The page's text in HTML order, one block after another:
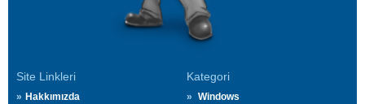
Site Linkleri
Hakkımızda
Kategori
Windows